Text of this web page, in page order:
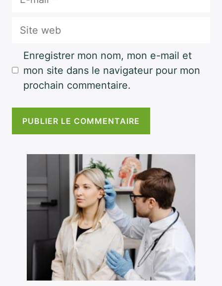
Site
Enregistrer mon nom, mon e-mail et
mon site dans le navigateur pour mon
prochain commentaire.